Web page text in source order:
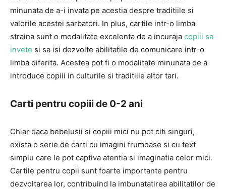
minunata de a-i invata pe acestia despre traditiile si
valorile acestei sarbatori. In plus, cartile intr-o limba
straina sunt o modalitate excelenta de a incuraja copiii sa
invete si sa isi dezvolte abilitatile de comunicare intr-o
limba diferita. Acestea pot fi o modalitate minunata de a
introduce copiii in culturile si traditiile altor tari.
Carti pentru copiii de 0-2 ani
Chiar daca bebelusii si copiii mici nu pot citi singuri,
exista o serie de carti cu imagini frumoase si cu text
simplu care le pot captiva atentia si imaginatia celor mici.
Cartile pentru copii sunt foarte importante pentru
dezvoltarea lor, contribuind la imbunatatirea abilitatilor de